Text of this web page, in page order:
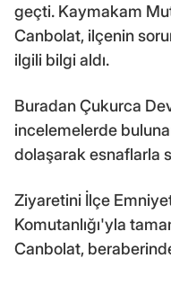
geçti. Kaymakam
Canbolat, ilçenin
ilgili bilgi aldı.
Buradan Çukurca
incelemelerde
dolaşarak esnaflarla
Ziyaretini İlçe
Komutanlığı'yla
Canbolat,